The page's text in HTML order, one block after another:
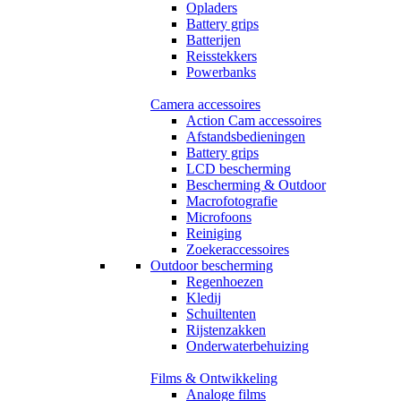
Opladers
Battery grips
Batterijen
Reisstekkers
Powerbanks
Camera accessoires
Action Cam accessoires
Afstandsbedieningen
Battery grips
LCD bescherming
Bescherming & Outdoor
Macrofotografie
Microfoons
Reiniging
Zoekeraccessoires
Outdoor bescherming
Regenhoezen
Kledij
Schuiltenten
Rijstenzakken
Onderwaterbehuizing
Films & Ontwikkeling
Analoge films